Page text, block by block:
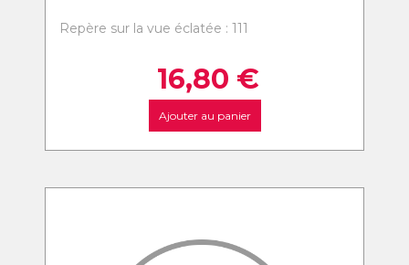
Repère sur la vue éclatée : 111
16,80 €
Ajouter au panier